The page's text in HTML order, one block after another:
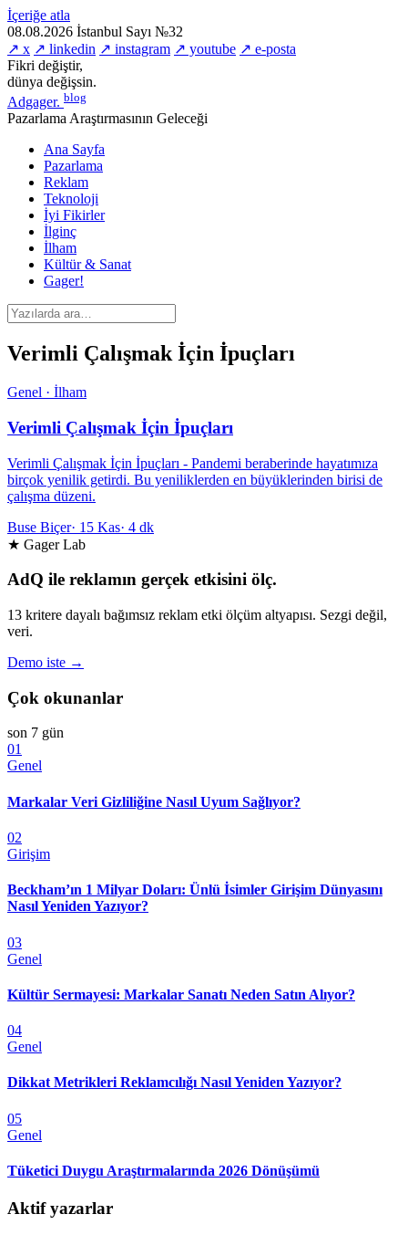
İçeriğe atla
08.08.2026 İstanbul Sayı №32
↗ x ↗ linkedin ↗ instagram ↗ youtube ↗ e-posta
Fikri değiştir,
dünya değişsin.
Adgager. blog
Pazarlama Araştırmasının Geleceği
Ana Sayfa
Pazarlama
Reklam
Teknoloji
İyi Fikirler
İlginç
İlham
Kültür & Sanat
Gager!
Verimli Çalışmak İçin İpuçları
Genel · İlham
Verimli Çalışmak İçin İpuçları
Verimli Çalışmak İçin İpuçları - Pandemi beraberinde hayatımıza
birçok yenilik getirdi. Bu yeniliklerden en büyüklerinden birisi de
çalışma düzeni.
Buse Biçer· 15 Kas· 4 dk
★ Gager Lab
AdQ ile reklamın gerçek etkisini ölç.
13 kritere dayalı bağımsız reklam etki ölçüm altyapısı. Sezgi değil,
veri.
Demo iste →
Çok okunanlar
son 7 gün
01
Genel
Markalar Veri Gizliliğine Nasıl Uyum Sağlıyor?
02
Girişim
Beckham’ın 1 Milyar Doları: Ünlü İsimler Girişim Dünyasını
Nasıl Yeniden Yazıyor?
03
Genel
Kültür Sermayesi: Markalar Sanatı Neden Satın Alıyor?
04
Genel
Dikkat Metrikleri Reklamcılığı Nasıl Yeniden Yazıyor?
05
Genel
Tüketici Duygu Araştırmalarında 2026 Dönüşümü
Aktif yazarlar